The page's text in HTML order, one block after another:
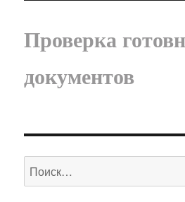
Проверка
документов
Искать: